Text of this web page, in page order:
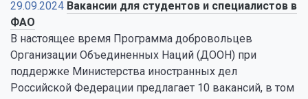
29.09.2024 Вакансии для студентов и специалистов в
ФАО
В настоящее время Программа добровольцев
Организации Объединенных Наций (ДООН) при
поддержке Министерства иностранных дел
Российской Федерации предлагает 10 вакансий, в том